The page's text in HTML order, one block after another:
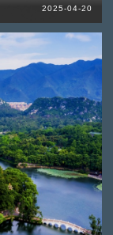
2025-04-20